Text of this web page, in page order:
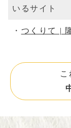
いるサイト
つくりて |
こ